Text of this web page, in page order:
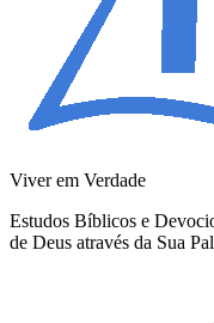
Viver em Verdade
Estudos Bíblicos e
de Deus através da Sua